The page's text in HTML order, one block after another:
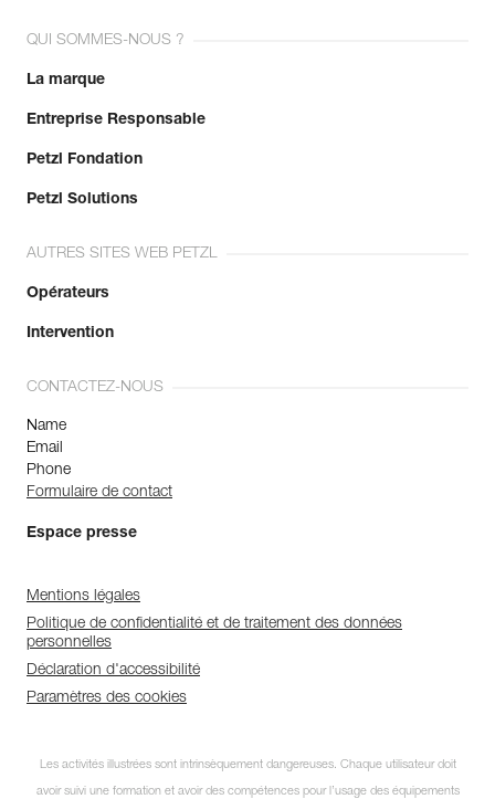
QUI SOMMES-NOUS ?
La marque
Entreprise Responsable
Petzl Fondation
Petzl Solutions
AUTRES SITES WEB PETZL
Opérateurs
Intervention
CONTACTEZ-NOUS
Name
Email
Phone
Formulaire de contact
Espace presse
Mentions légales
Politique de confidentialité et de traitement des données
personnelles
Déclaration d'accessibilité
Paramètres des cookies
Les activités illustrées sont intrinsèquement dangereuses. Chaque utilisateur doit
avoir suivi une formation et avoir des compétences pour l’usage des équipements